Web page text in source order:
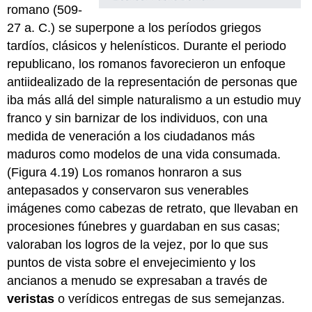
romano (509-
27 a. C.) se superpone a los períodos griegos
tardíos, clásicos y helenísticos. Durante el periodo
republicano, los romanos favorecieron un enfoque
antiidealizado de la representación de personas que
iba más allá del simple naturalismo a un estudio muy
franco y sin barnizar de los individuos, con una
medida de veneración a los ciudadanos más
maduros como modelos de una vida consumada.
(Figura 4.19) Los romanos honraron a sus
antepasados y conservaron sus venerables
imágenes como cabezas de retrato, que llevaban en
procesiones fúnebres y guardaban en sus casas;
valoraban los logros de la vejez, por lo que sus
puntos de vista sobre el envejecimiento y los
ancianos a menudo se expresaban a través de
veristas o verídicos entregas de sus semejanzas.